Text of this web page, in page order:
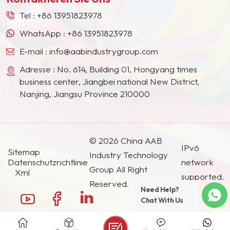
vakuumaluminisiertem Papiertransferfilm für Tabak- und
Geschenkverpackungen verwendet.Kontaktieren Sie uns gerne für
CAB-381-0.5, CAB-381-0.1, CAB-381-2, CAB-381-20 oder CAB-
531-1, CAB-551-0.01.
Ländern und Regionen geworden.
Tel : +86 13951823978
WhatsApp : +86 13951823978
E-mail : info@aabindustrygroup.com
Adresse : No. 614, Building 01, Hongyang times
business center, Jiangbei national New District,
Nanjing, Jiangsu Province 210000
Sitemap
Datenschutzrichtlinie
Xml
© 2026 China AAB
Industry Technology
Group All Right
Reserved.
IPv6
network
supported.
Need Help?
Chat With Us